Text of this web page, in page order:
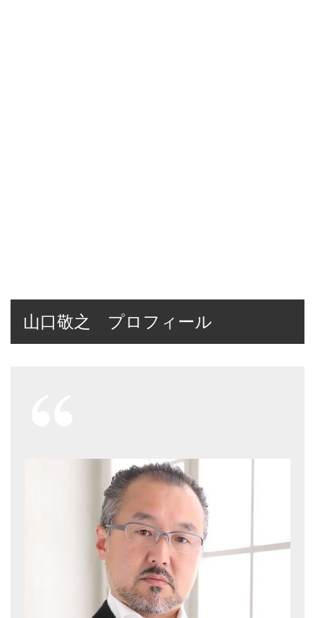
山口敬之 プロフィール